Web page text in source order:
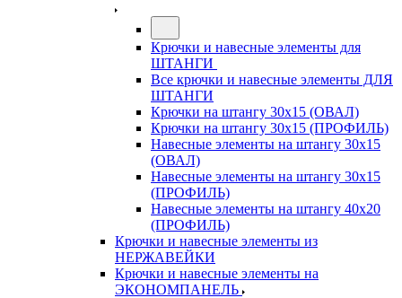
Крючки и навесные элементы для
ШТАНГИ
Все крючки и навесные элементы ДЛЯ
ШТАНГИ
Крючки на штангу 30х15 (ОВАЛ)
Крючки на штангу 30х15 (ПРОФИЛЬ)
Навесные элементы на штангу 30х15
(ОВАЛ)
Навесные элементы на штангу 30х15
(ПРОФИЛЬ)
Навесные элементы на штангу 40х20
(ПРОФИЛЬ)
Крючки и навесные элементы из
НЕРЖАВЕЙКИ
Крючки и навесные элементы на
ЭКОНОМПАНЕЛЬ